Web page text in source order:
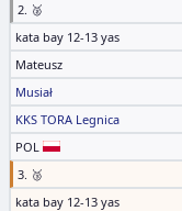
2. 🥈
kata bay 12-13 yas
Mateusz
Musiał
KKS TORA Legnica
POL
3. 🥉
kata bay 12-13 yas